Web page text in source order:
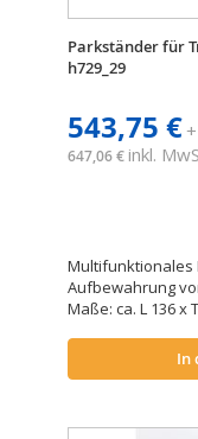
Parkständer für
h729_29
543,75 €
647,06 € inkl.
Multifunktionales
Aufbewahrung
Maße: ca. L 136 x
In